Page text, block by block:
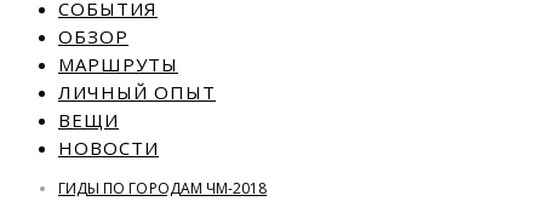
СОБЫТИЯ
ОБЗОР
МАРШРУТЫ
ЛИЧНЫЙ ОПЫТ
ВЕЩИ
НОВОСТИ
ГИДЫ ПО ГОРОДАМ ЧМ-2018